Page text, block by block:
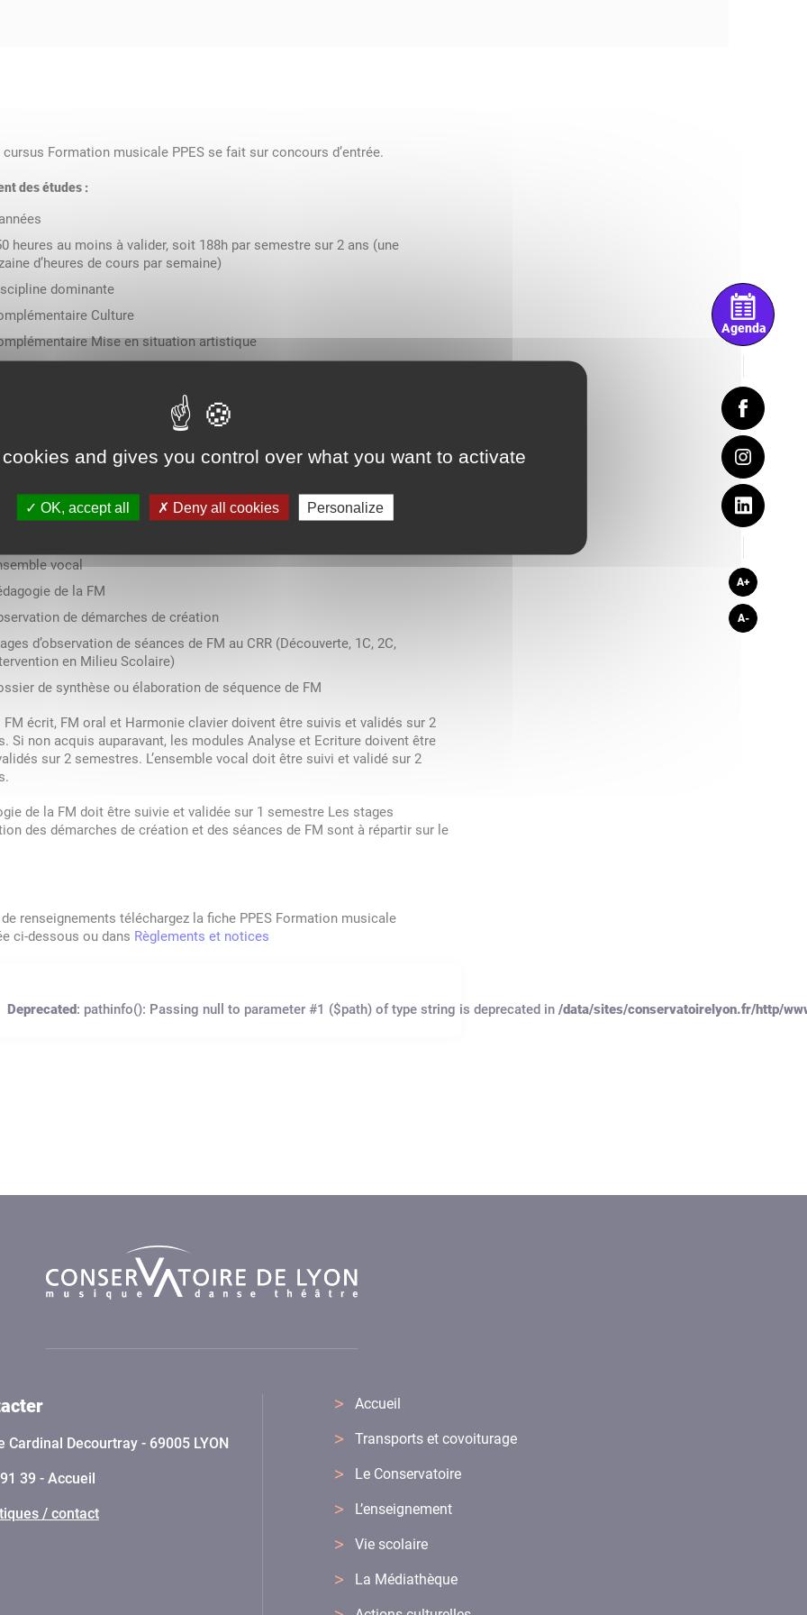
Agenda
A+
A-
cursus Formation musicale PPES se fait sur concours d’entrée.
des études :
heures au moins à valider, soit 188h par semestre sur 2 ans (une
d’heures de cours par semaine)
dominante
Culture
Mise en situation artistique
Oral
vocal
de la FM
de démarches de création
d’observation de séances de FM au CRR (Découverte, 1C, 2C,
en Milieu Scolaire)
de synthèse ou élaboration de séquence de FM
FM écrit, FM oral et Harmonie clavier doivent être suivis et validés sur 2
Si non acquis auparavant, les modules Analyse et Ecriture doivent être
sur 2 semestres. L’ensemble vocal doit être suivi et validé sur 2
de la FM doit être suivie et validée sur 1 semestre Les stages
des démarches de création et des séances de FM sont à répartir sur le
renseignements téléchargez la fiche PPES Formation musicale
ci-dessous ou dans Règlements et notices
Deprecated: pathinfo(): Passing null to parameter #1 ($path) of type string is deprecated in/data/sites/conservatoirelyon.fr/http/
Cardinal Decourtray - 69005 LYON
39 - Accueil
/ contact
Accueil
Transports et covoiturage
Le Conservatoire
L’enseignement
Vie scolaire
La Médiathèque
and gives you control over what you want to activate
OK, accept all Deny all cookies Personalize